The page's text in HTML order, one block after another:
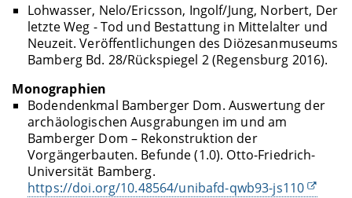
Lohwasser, Nelo/Ericsson, Ingolf/Jung, Norbert, Der
letzte Weg - Tod und Bestattung in Mittelalter und
Neuzeit. Veröffentlichungen des Diözesanmuseums
Bamberg Bd. 28/Rückspiegel 2 (Regensburg 2016).
Monographien
Bodendenkmal Bamberger Dom. Auswertung der
archäologischen Ausgrabungen im und am
Bamberger Dom – Rekonstruktion der
Vorgängerbauten. Befunde (1.0). Otto-Friedrich-
Universität Bamberg.
https://doi.org/10.48564/unibafd-qwb93-js110